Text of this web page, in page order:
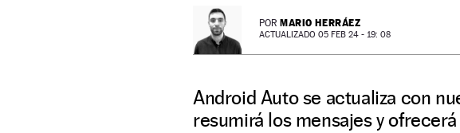
POR MARIO HERRÁEZ
ACTUALIZADO 05 FEB 24 - 19: 08
Android Auto se actualiza con
resumirá los mensajes y